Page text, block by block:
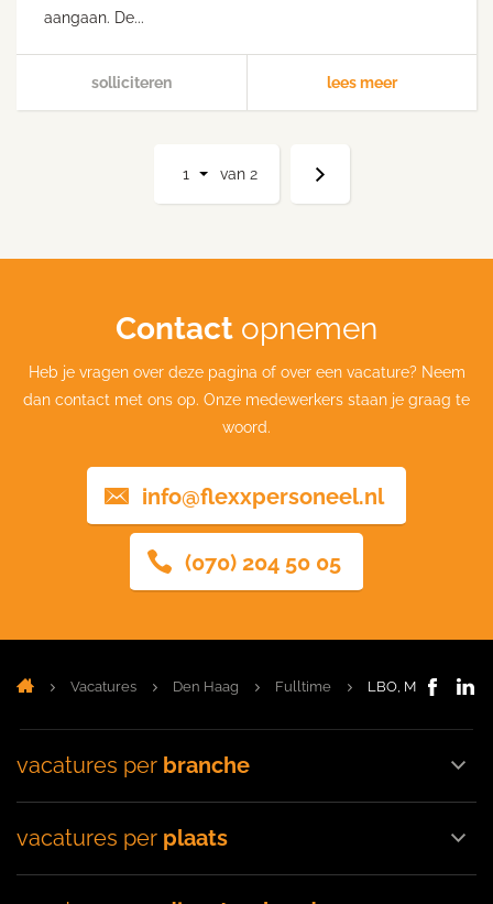
aangaan. De...
solliciteren lees meer
1 van 2
Contact opnemen
Heb je vragen over deze pagina of over een vacature? Neem
dan contact met ons op. Onze medewerkers staan je graag te
woord.
info@flexxpersoneel.nl
(070) 204 50 05
Vacatures Den Haag Fulltime LBO, MAVO,
vacatures per branche
vacatures per plaats